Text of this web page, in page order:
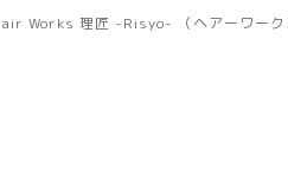
Works 理匠 -Risyo- （ヘアーワーク